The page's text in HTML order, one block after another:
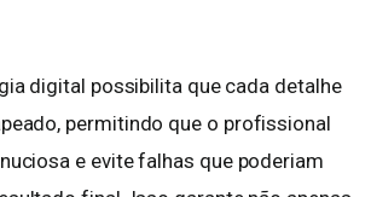
digital possibilita que cada detalhe
permitindo que o profissional
e evite falhas que poderiam